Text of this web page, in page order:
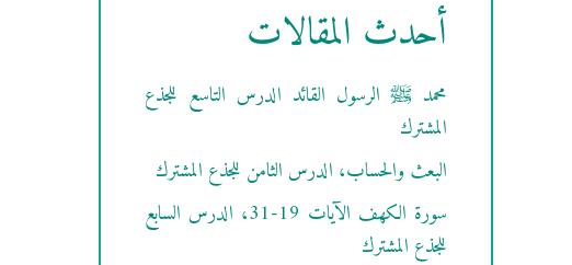
أحدث المقالات
محمد ﷺ الرسول القائد الدرس التاسع للجذع
المشترك
البعث والحساب، الدرس الثامن للجذع المشترك
سورة الكهف الآيات 19-31، الدرس السابع
للجذع المشترك